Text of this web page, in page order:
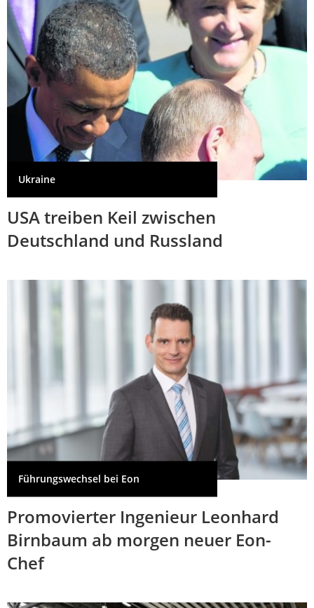
Ukraine
USA treiben Keil zwischen
Deutschland und Russland
Führungswechsel bei Eon
Promovierter Ingenieur Leonhard
Birnbaum ab morgen neuer Eon-
Chef